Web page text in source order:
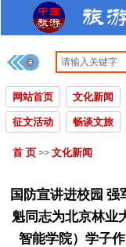
网站首页 文化新闻
征文活动 畅谈文旅
首 页 >> 文化新闻
国防宣讲进校园
魁同志为北京林业
智能学院）学子